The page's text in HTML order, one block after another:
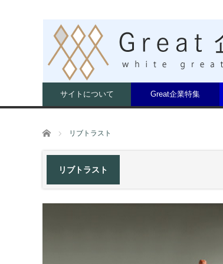
サイトについて Great企業特集
ホーム リブトラスト
リブトラスト